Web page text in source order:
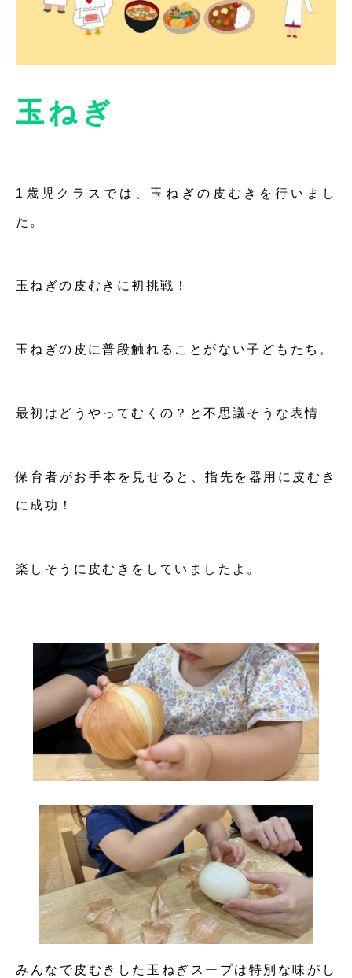
玉ねぎ
1歳児クラスでは、玉ねぎの皮むきを行いまし
た。
玉ねぎの皮むきに初挑戦！
玉ねぎの皮に普段触れることがない子どもたち。
最初はどうやってむくの？と不思議そうな表情
保育者がお手本を見せると、指先を器用に皮むき
に成功！
楽しそうに皮むきをしていましたよ。
みんなで皮むきした玉ねぎスープは特別な味がし